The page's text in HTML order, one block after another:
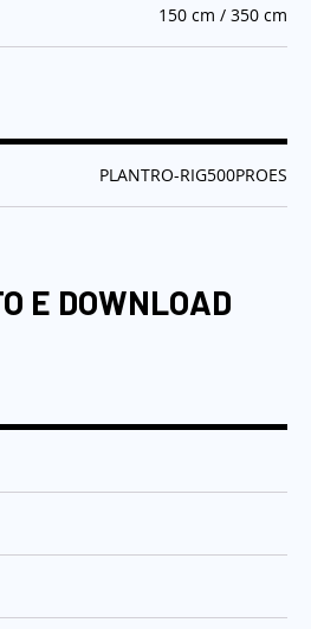
:150 cm / 350 cm
:PLANTRO-RIG500PROES
E DOWNLOAD